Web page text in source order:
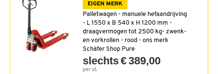
EIGEN MERK
Palletwagen - manuele hefaandrijving
- L 1550 x B 540 x H 1200 mm -
draagvermogen tot 2500 kg- zwenk-
en vorkrollen - rood - ons merk
Schäfer Shop Pure
slechts € 389,00
per st.